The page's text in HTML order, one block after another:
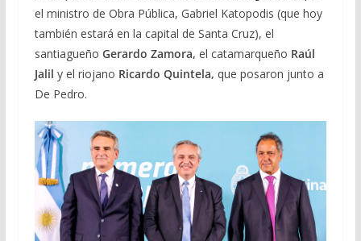
el ministro de Obra Pública, Gabriel Katopodis (que hoy
también estará en la capital de Santa Cruz), el
santiagueño Gerardo Zamora, el catamarqueño Raúl
Jalil y el riojano Ricardo Quintela, que posaron junto a
De Pedro.